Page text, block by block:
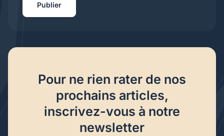
Publier
Pour ne rien rater de nos
prochains articles,
inscrivez-vous à notre
newsletter